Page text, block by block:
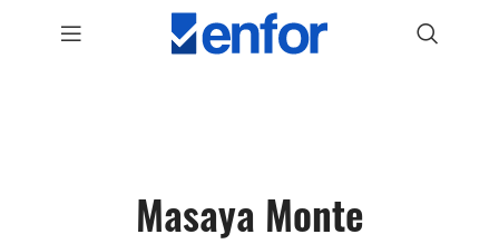
Masaya Monte